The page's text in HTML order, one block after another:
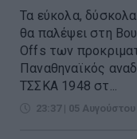
Τα εύκολα,
θα παλέψει στη
Offs των
Παναθηναϊκός
ΤΣΣΚΑ 1948 στ...
23:37 | 05